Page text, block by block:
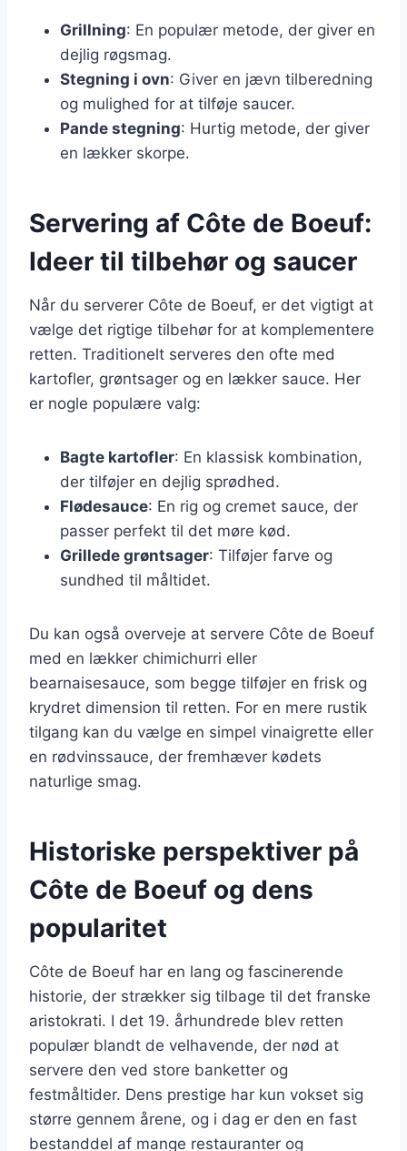
Grillning: En populær metode, der giver en
dejlig røgsmag.
Stegning i ovn: Giver en jævn tilberedning
og mulighed for at tilføje saucer.
Pande stegning: Hurtig metode, der giver
en lækker skorpe.
Servering af Côte de Boeuf:
Ideer til tilbehør og saucer
Når du serverer Côte de Boeuf, er det vigtigt at
vælge det rigtige tilbehør for at komplementere
retten. Traditionelt serveres den ofte med
kartofler, grøntsager og en lækker sauce. Her
er nogle populære valg:
Bagte kartofler: En klassisk kombination,
der tilføjer en dejlig sprødhed.
Flødesauce: En rig og cremet sauce, der
passer perfekt til det møre kød.
Grillede grøntsager: Tilføjer farve og
sundhed til måltidet.
Du kan også overveje at servere Côte de Boeuf
med en lækker chimichurri eller
bearnaisesauce, som begge tilføjer en frisk og
krydret dimension til retten. For en mere rustik
tilgang kan du vælge en simpel vinaigrette eller
en rødvinssauce, der fremhæver kødets
naturlige smag.
Historiske perspektiver på
Côte de Boeuf og dens
popularitet
Côte de Boeuf har en lang og fascinerende
historie, der strækker sig tilbage til det franske
aristokrati. I det 19. århundrede blev retten
populær blandt de velhavende, der nød at
servere den ved store banketter og
festmåltider. Dens prestige har kun vokset sig
større gennem årene, og i dag er den en fast
bestanddel af mange restauranter og